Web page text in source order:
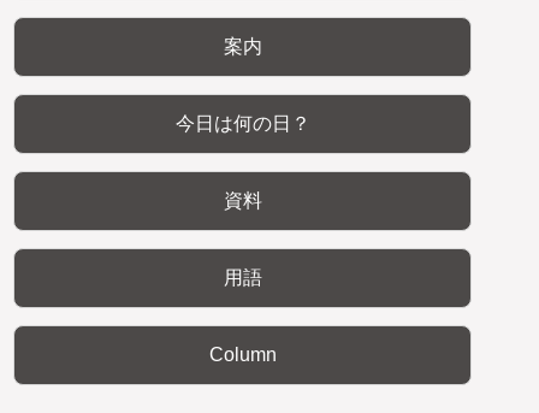
案内
今日は何の日？
資料
用語
Column